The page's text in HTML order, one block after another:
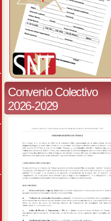
Convenio Colectivo
2026-2029